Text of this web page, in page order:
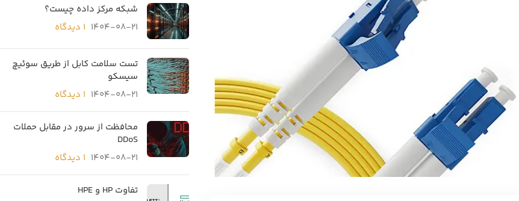
شبکه مرکز داده چیست؟
1404-08-21 ۱ دیدگاه
تست سلامت کابل از طریق سوئیچ
سیسکو
1404-08-21 ۱ دیدگاه
محافظت از سرور در مقابل حملات
DDoS
1404-08-21 ۱ دیدگاه
تفاوت HP و HPE